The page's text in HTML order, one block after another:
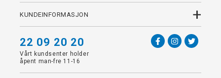
KUNDEINFORMASJON +
22 09 20 20
Vårt kundsenter holder
åpent man-fre 11-16